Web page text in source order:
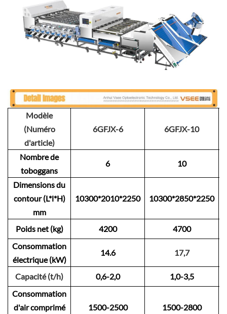
Modèle
(Numéro
d'article)
6GFJX-6 6GFJX-10
Nombre de
toboggans
6 10
Dimensions du
contour (L*l*H)
mm
10300*2010*2250 10300*2850*2250
Poids net (kg) 4200
4700
Consommation
électrique (kW)
14.6 17,7
Capacité (t/h) 0,6-2,0
1,0-3,5
Consommation
d'air comprimé
1500-2500 1500-2800